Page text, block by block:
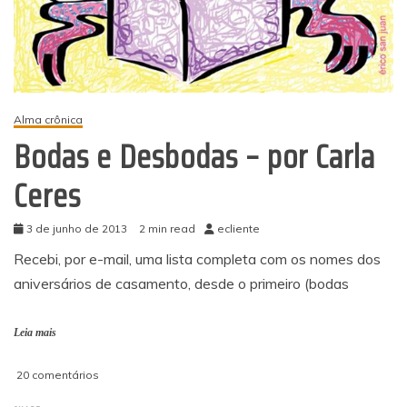
Alma crônica
Bodas e Desbodas – por Carla
Ceres
3 de junho de 2013 2 min read ecliente
Recebi, por e-mail, uma lista completa com os nomes dos
aniversários de casamento, desde o primeiro (bodas
Leia mais
20 comentários